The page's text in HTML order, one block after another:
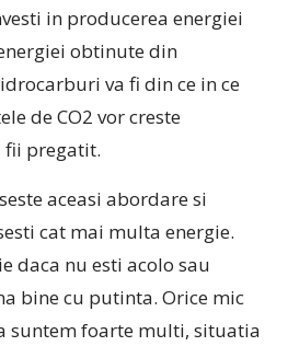
in producerea energiei
obtinute din
va fi din ce in ce
de CO2 vor creste
fii pregatit.
aceasi abordare si
cat mai multa energie.
daca nu esti acolo sau
bine cu putinta. Orice mic
suntem foarte multi, situatia